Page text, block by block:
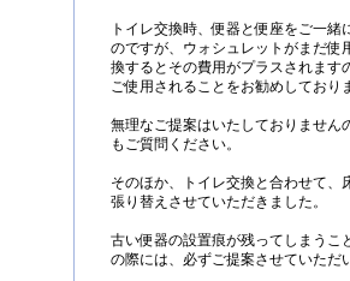
トイレ交換時、便器と便座をご一
のですが、ウォシュレットがまだ使
換するとその費用がプラスされます
ご使用されることをお勧めしており
無理なご提案はいたしておりません
もご質問ください。
そのほか、トイレ交換と合わせて、
張り替えさせていただきました。
古い便器の設置痕が残ってしまうこ
の際には、必ずご提案させていただ